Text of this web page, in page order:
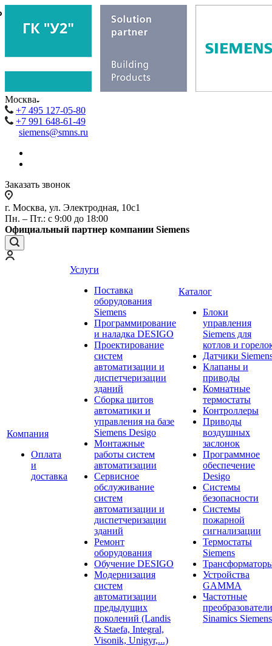
Москва
+7 495 127-05-80
+7 991 648-61-49
siemens@smns.ru
Заказать звонок
г. Москва, ул. Электродная, 10с1
Пн. – Пт.: с 9:00 до 18:00
Официальный партнер компании Siemens
Компания
Оплата
и
доставка
Услуги
Поставка
оборудования
Siemens
Программирование
и наладка DESIGO
Проектирование
систем
автоматизации и
диспетчеризации
зданий
Сборка щитов
автоматики и
управления на базе
Siemens Desigo
Монтажные
работы систем
автоматизации
Сервисное
обслуживание
систем
автоматизации и
диспетчеризации
зданий
Ремонт
оборудования
Обучение DESIGO
Модернизация
систем
автоматизации
предыдущих
поколений (Landis
& Staefa, Integral,
Visonik, Unigyr,...)
Каталог
Блоки
управления
Siemens для
котлов и
Датчики
Клапаны и
приводы
Комнатные
термостаты
Контроллеры
Приводы
воздушных
заслонок
Программное
обеспечение
Desigo
Системы
безопасности
Системы
пожарной
сигнализации
Термостаты
Siemens
Устройства
GAMMA
Частотные
преобразователи
Sinamics Siemens